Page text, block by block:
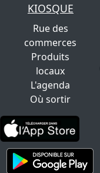
KIOSQUE
Rue des
commerces
Produits
locaux
L'agenda
Où sortir